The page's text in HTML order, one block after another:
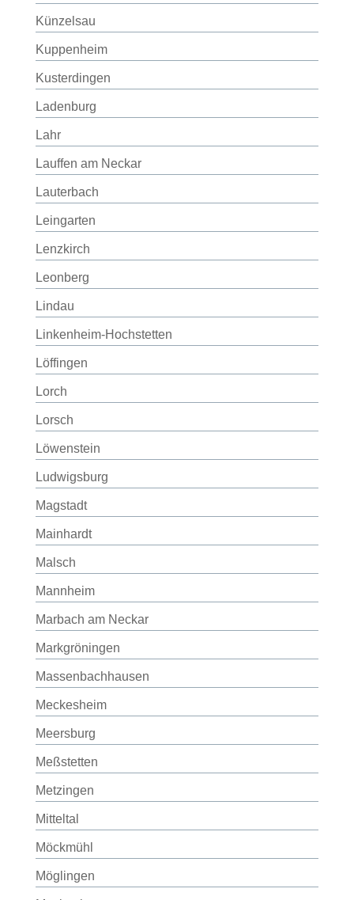
Künzelsau
Kuppenheim
Kusterdingen
Ladenburg
Lahr
Lauffen am Neckar
Lauterbach
Leingarten
Lenzkirch
Leonberg
Lindau
Linkenheim-Hochstetten
Löffingen
Lorch
Lorsch
Löwenstein
Ludwigsburg
Magstadt
Mainhardt
Malsch
Mannheim
Marbach am Neckar
Markgröningen
Massenbachhausen
Meckesheim
Meersburg
Meßstetten
Metzingen
Mitteltal
Möckmühl
Möglingen